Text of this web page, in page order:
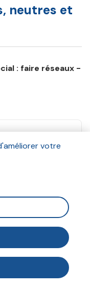
neutres et
: faire réseaux -
et
votre